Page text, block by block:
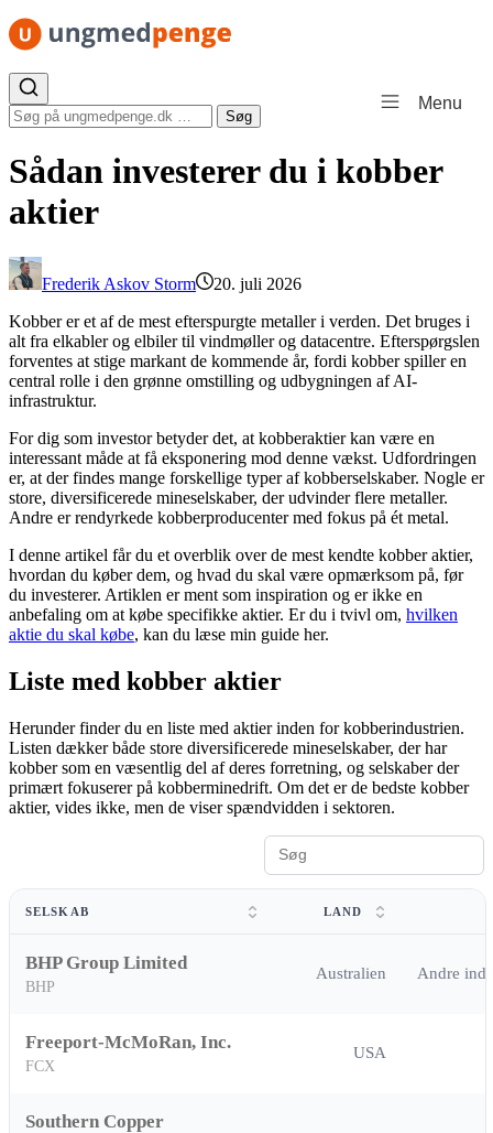
Spring til indhold
Menu
Søg efter: Søg
Sådan investerer du i kobber
aktier
Frederik Askov Storm
20. juli 2026
Kobber er et af de mest efterspurgte metaller i verden. Det bruges i
alt fra elkabler og elbiler til vindmøller og datacentre. Efterspørgslen
forventes at stige markant de kommende år, fordi kobber spiller en
central rolle i den grønne omstilling og udbygningen af AI-
infrastruktur.
For dig som investor betyder det, at kobberaktier kan være en
interessant måde at få eksponering mod denne vækst. Udfordringen
er, at der findes mange forskellige typer af kobberselskaber. Nogle er
store, diversificerede mineselskaber, der udvinder flere metaller.
Andre er rendyrkede kobberproducenter med fokus på ét metal.
I denne artikel får du et overblik over de mest kendte kobber aktier,
hvordan du køber dem, og hvad du skal være opmærksom på, før
du investerer. Artiklen er ment som inspiration og er ikke en
anbefaling om at købe specifikke aktier. Er du i tvivl om, hvilken
aktie du skal købe, kan du læse min guide her.
Liste med kobber aktier
Herunder finder du en liste med aktier inden for kobberindustrien.
Listen dækker både store diversificerede mineselskaber, der har
kobber som en væsentlig del af deres forretning, og selskaber der
primært fokuserer på kobberminedrift. Om det er de bedste kobber
aktier, vides ikke, men de viser spændvidden i sektoren.
SELSKAB LAND
BHP Group Limited
BHP
Australien Andre
Freeport-McMoRan, Inc.
FCX
USA
Southern Copper